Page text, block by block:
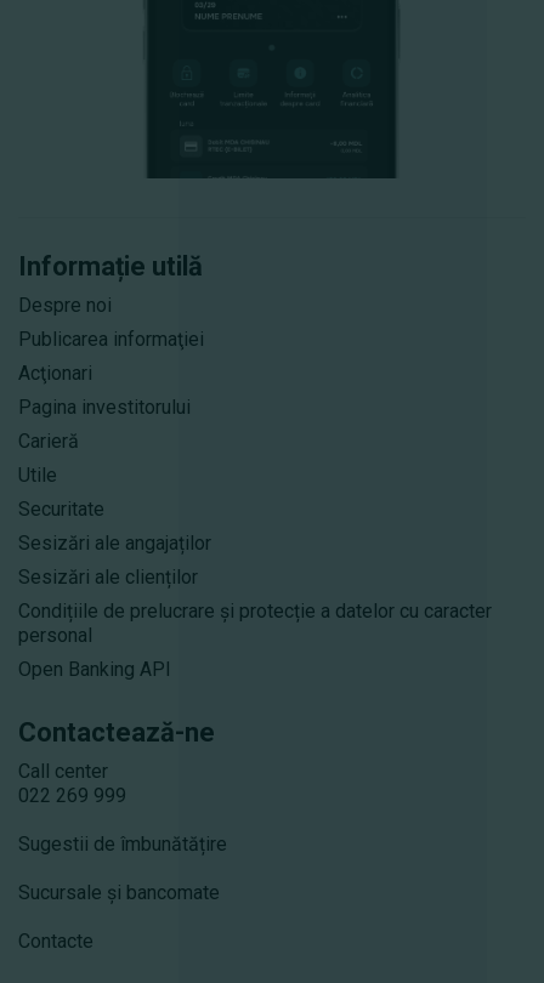
Informație utilă
Despre noi
Publicarea informaţiei
Acţionari
Pagina investitorului
Carieră
Utile
Securitate
Sesizări ale angajaților
Sesizări ale clienților
Condițiile de prelucrare și protecție a datelor cu caracter
personal
Open Banking API
Contactează-ne
Call center
022 269 999
Sugestii de îmbunătățire
Sucursale și bancomate
Contacte